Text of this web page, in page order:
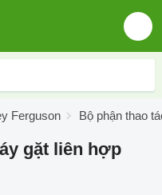
Ferguson Bộ phận thao
gặt liên hợp